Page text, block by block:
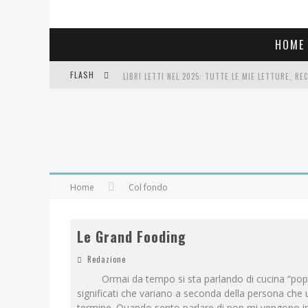
HOME
FLASH LIBRI LETTI NEL 2025: TUTTE LE MIE LETTURE,
Home Col fondo
Le Grand Fooding
Redazione
Ormai da tempo si sta parlando di cucina
significati che variano a seconda della persona che